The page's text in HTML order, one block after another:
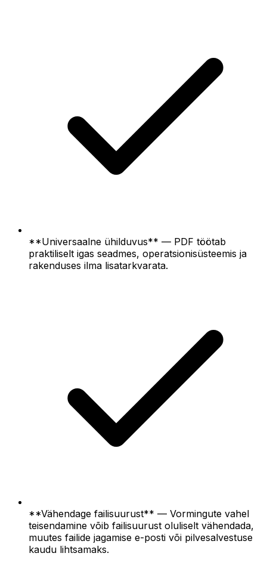
**Universaalne ühilduvus** — PDF töötab
praktiliselt igas seadmes, operatsionisüsteemis ja
rakenduses ilma lisatarkvarata.
**Vähendage failisuurust** — Vormingute vahel
teisendamine võib failisuurust oluliselt vähendada,
muutes failide jagamise e-posti või pilvesalvestuse
kaudu lihtsamaks.